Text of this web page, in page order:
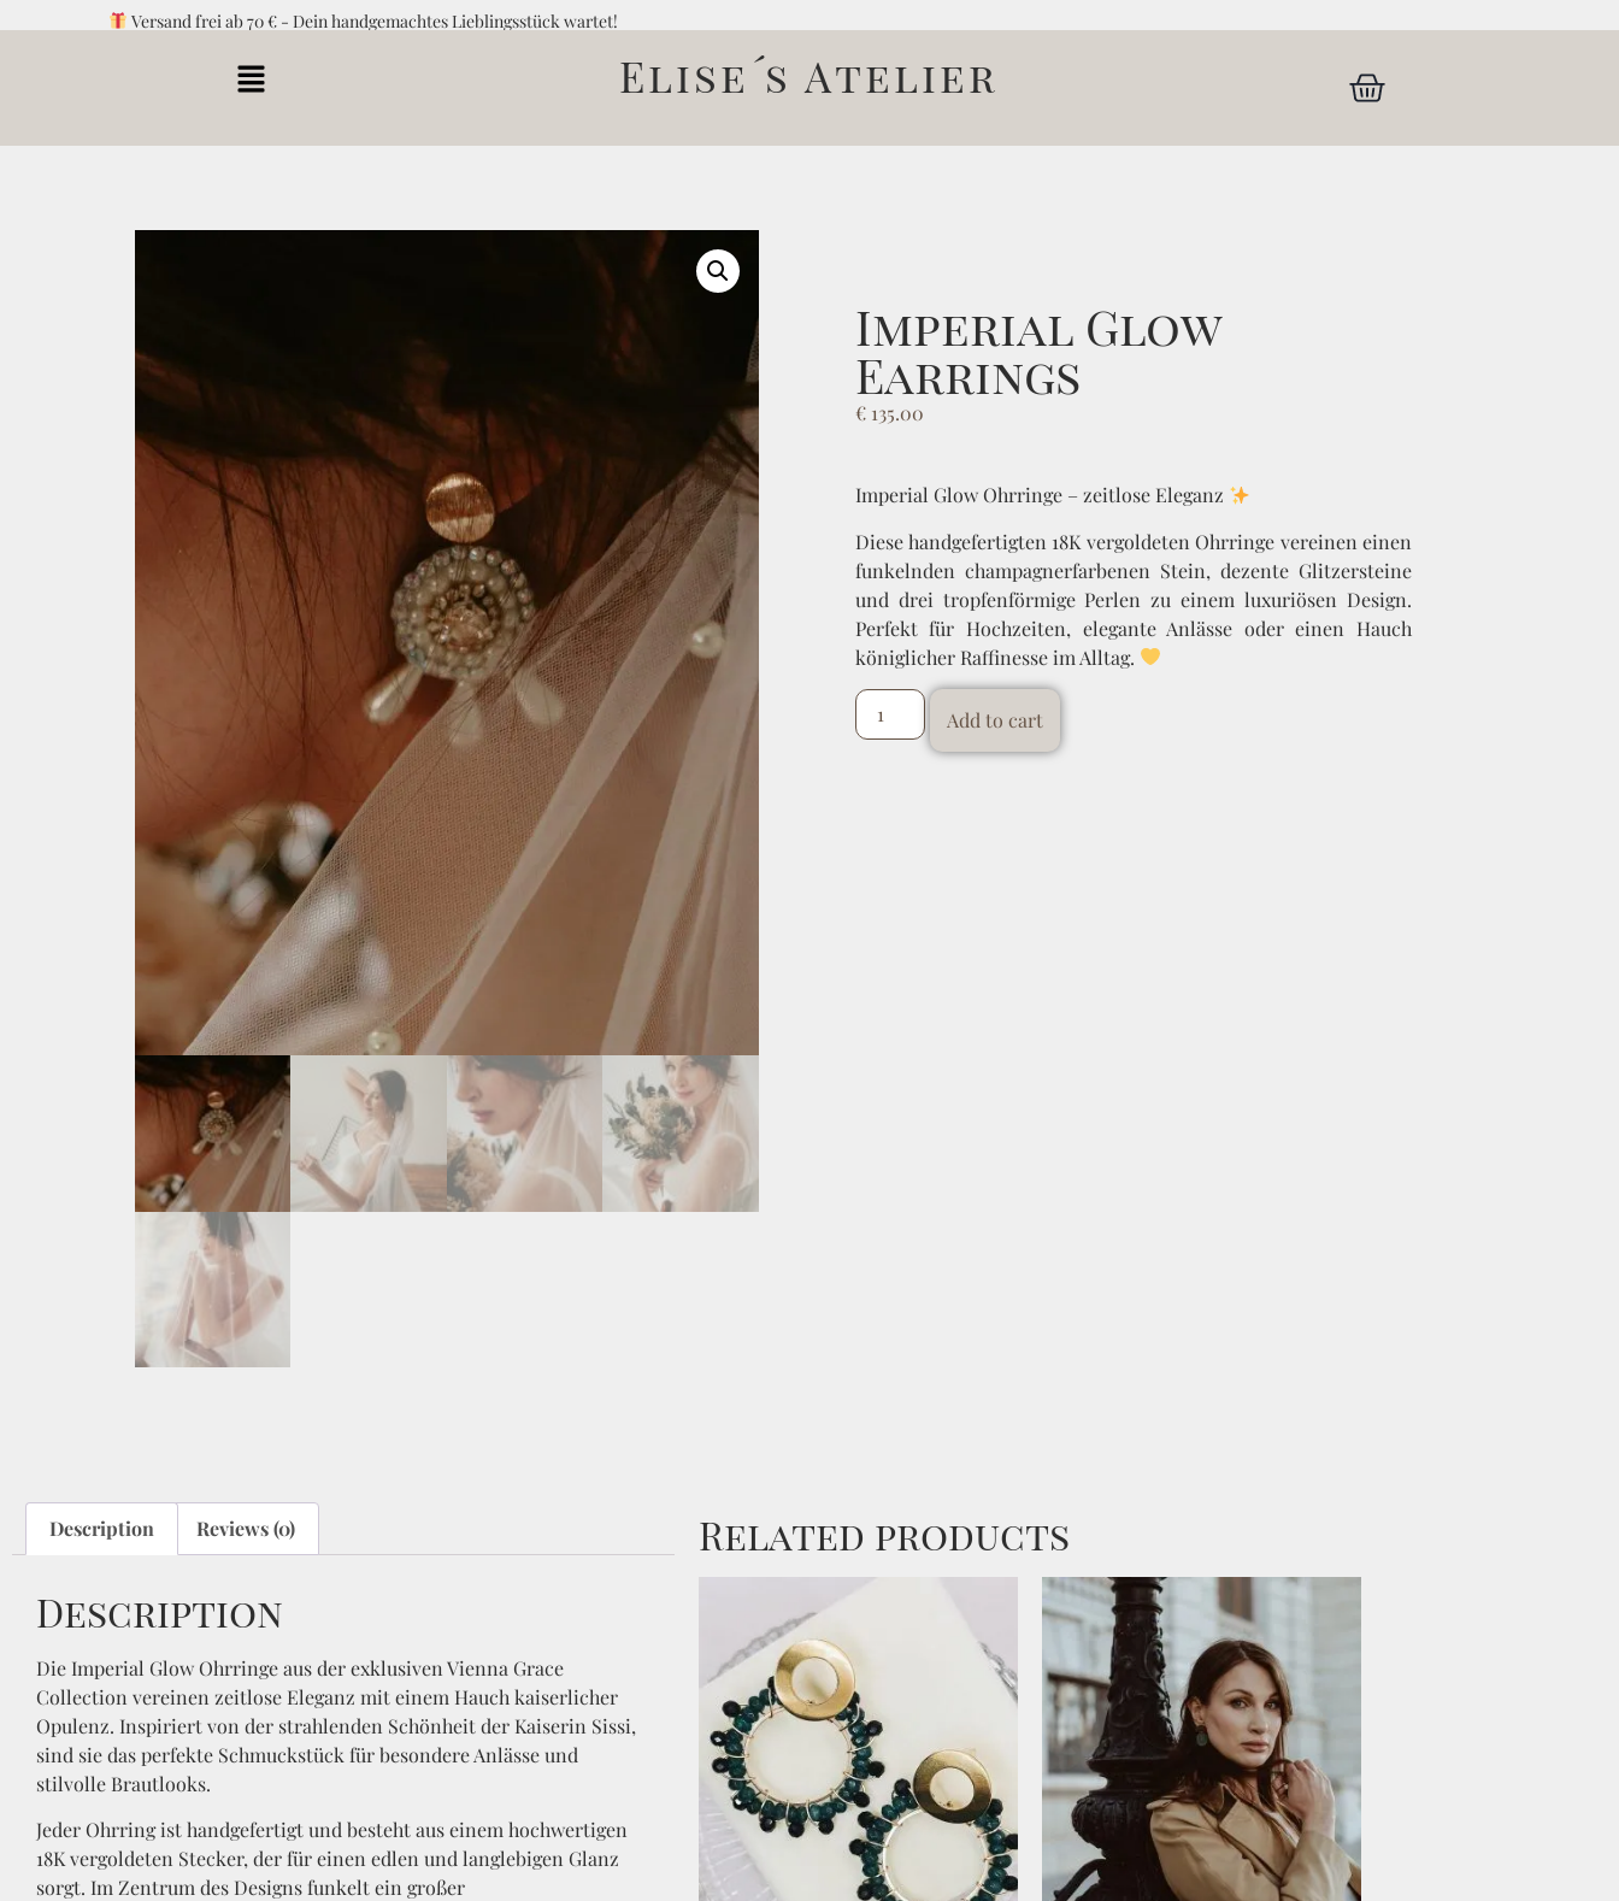
Versand frei ab 70 € - Dein handgemachtes Lieblingsstück wartet!
Elise´s Atelier
Imperial Glow
Earrings
€135.00
Imperial Glow Ohrringe – zeitlose Eleganz
Diese handgefertigten 18K vergoldeten Ohrringe vereinen einen
funkelnden champagnerfarbenen Stein, dezente Glitzersteine
und drei tropfenförmige Perlen zu einem luxuriösen Design.
Perfekt für Hochzeiten, elegante Anlässe oder einen Hauch
königlicher Raffinesse im Alltag.
Add to cart
Description Reviews (0)
Description
Die Imperial Glow Ohrringe aus der exklusiven Vienna Grace
Collection vereinen zeitlose Eleganz mit einem Hauch kaiserlicher
Opulenz. Inspiriert von der strahlenden Schönheit der Kaiserin Sissi,
sind sie das perfekte Schmuckstück für besondere Anlässe und
stilvolle Brautlooks.
Jeder Ohrring ist handgefertigt und besteht aus einem hochwertigen
18K vergoldeten Stecker, der für einen edlen und langlebigen Glanz
sorgt. Im Zentrum des Designs funkelt ein großer
Related products